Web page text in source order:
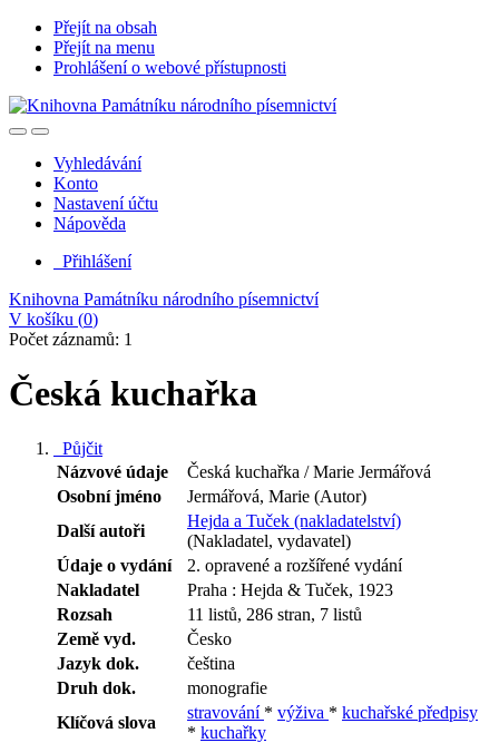
Přejít na obsah
Přejít na menu
Prohlášení o webové přístupnosti
Vyhledávání
Konto
Nastavení účtu
Nápověda
Přihlášení
Knihovna Památníku národního písemnictví
V košíku (0)
Počet záznamů: 1
Česká kuchařka
Půjčit
Názvové údaje
Česká kuchařka / Marie Jermářová
Osobní jméno
Jermářová, Marie (Autor)
Další autoři
Hejda a Tuček (nakladatelství)
(Nakladatel, vydavatel)
Údaje o vydání
2. opravené a rozšířené vydání
Nakladatel
Praha : Hejda & Tuček, 1923
Rozsah
11 listů, 286 stran, 7 listů
Země vyd.
Česko
Jazyk dok.
čeština
Druh dok.
monografie
Klíčová slova
stravování * výživa * kuchařské předpisy
* kuchařky